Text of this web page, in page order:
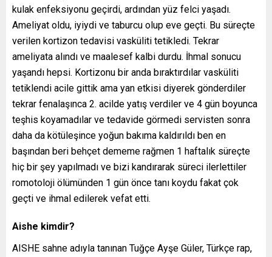
kulak enfeksiyonu geçirdi, ardından yüz felci yaşadı.
Ameliyat oldu, iyiydi ve taburcu olup eve geçti. Bu süreçte
verilen kortizon tedavisi vasküliti tetikledi. Tekrar
ameliyata alındı ve maalesef kalbi durdu. İhmal sonucu
yaşandı hepsi. Kortizonu bir anda bıraktırdılar vasküliti
tetiklendi acile gittik ama yan etkisi diyerek gönderdiler
tekrar fenalaşınca 2. acilde yatış verdiler ve 4 gün boyunca
teşhis koyamadılar ve tedavide görmedi servisten sonra
daha da kötüleşince yoğun bakıma kaldırıldı ben en
başından beri behçet dememe rağmen 1 haftalık süreçte
hiç bir şey yapılmadı ve bizi kandırarak süreci ilerlettiler
romotoloji ölümünden 1 gün önce tanı koydu fakat çok
geçti ve ihmal edilerek vefat etti.
Aishe kimdir?
AISHE sahne adıyla tanınan Tuğçe Ayşe Güler, Türkçe rap,